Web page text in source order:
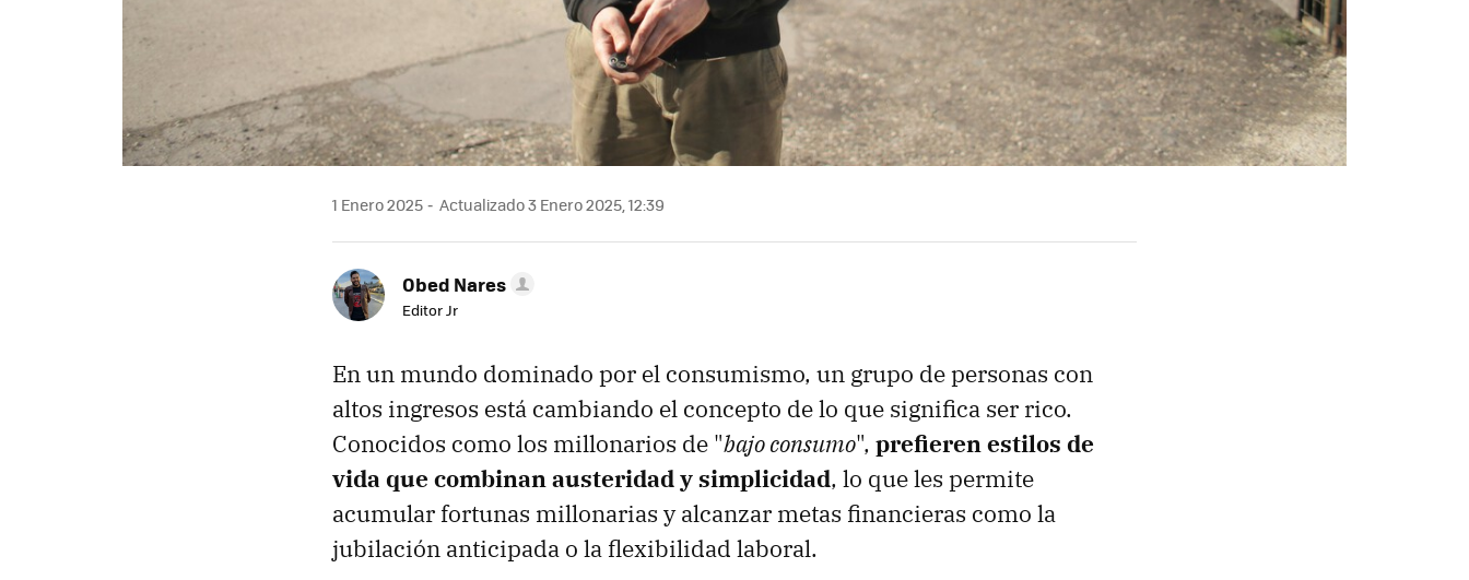
1 Enero 2025 Actualizado 3 Enero 2025, 12:39
Obed Nares
Editor Jr
En un mundo dominado por el consumismo, un grupo de personas con
altos ingresos está cambiando el concepto de lo que significa ser rico.
Conocidos como los millonarios de "bajo consumo", prefieren estilos de
vida que combinan austeridad y simplicidad, lo que les permite
acumular fortunas millonarias y alcanzar metas financieras como la
jubilación anticipada o la flexibilidad laboral.